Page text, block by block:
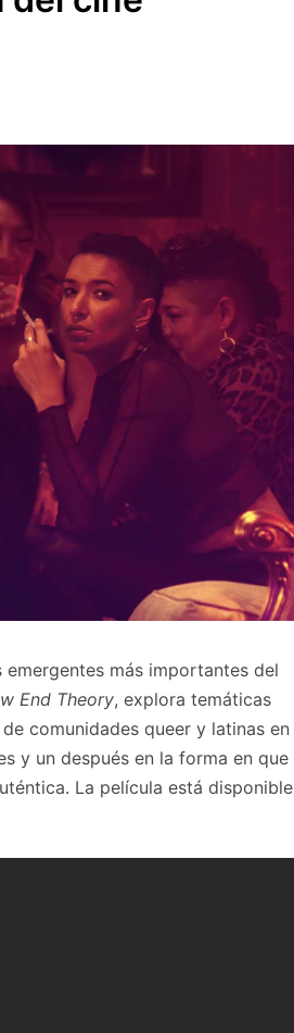
emergentes más importantes del
End Theory, explora temáticas
comunidades queer y latinas en
y un después en la forma en que
La película está disponible